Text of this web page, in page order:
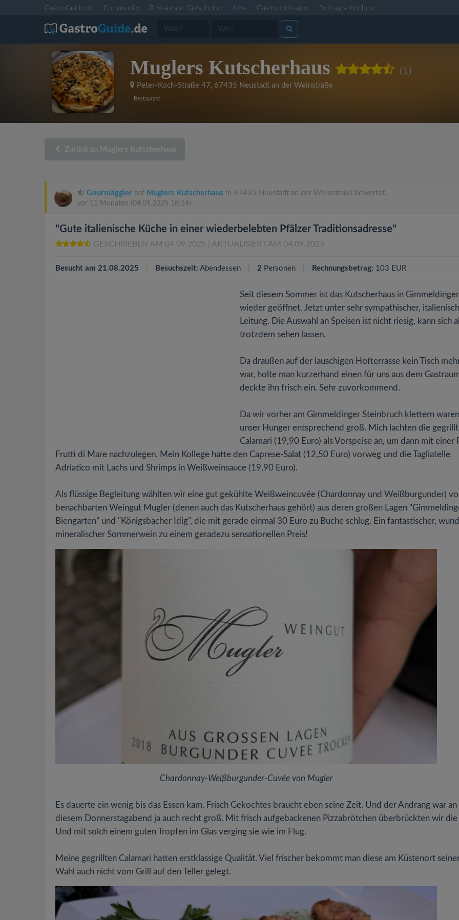
GastroGuide.de Community Restaurant-Gutscheine Jobs Gastro eintragen Beitrag schreiben
Muglers Kutscherhaus (1)
Peter-Koch-Straße 47, 67435 Neustadt an der Weinstraße
Restaurant
Zurück zu Muglers Kutscherhaus
Gourmäggler hat Muglers Kutscherhaus in 67435 Neustadt an der Weinstraße bewertet.
vor 11 Monaten (04.09.2025 18:14)
"Gute italienische Küche in einer wiederbelebten Pfälzer Traditionsadresse"
GESCHRIEBEN AM 04.09.2025 | AKTUALISIERT AM 04.09.2025
Besucht am 21.08.2025 Besuchszeit: Abendessen 2 Personen Rechnungsbetrag: 103 EUR
Seit diesem Sommer ist das Kutscherhaus in
wieder geöffnet. Jetzt unter sehr sympathischer,
Leitung. Die Auswahl an Speisen ist nicht riesig, kann sich
trotzdem sehen lassen.
Da draußen auf der lauschigen Hofterrasse kein Tisch
war, holte man kurzerhand einen für uns aus dem
deckte ihn frisch ein. Sehr zuvorkommend.
Da wir vorher am Gimmeldinger Steinbruch klettern
unser Hunger entsprechend groß. Mich lachten die
Calamari (19,90 Euro) als Vorspeise an, um dann mit einer
Frutti di Mare nachzulegen. Mein Kollege hatte den Caprese-Salat (12,50 Euro) vorweg und die Tagliatelle
Adriatico mit Lachs und Shrimps in Weißweinsauce (19,90 Euro).
Als flüssige Begleitung wählten wir eine gut gekühlte Weißweincuvée (Chardonnay und Weißburgunder)
benachbarten Weingut Mugler (denen auch das Kutscherhaus gehört) aus deren großen Lagen
Biengarten" und "Königsbacher Idig", die mit gerade einmal 30 Euro zu Buche schlug. Ein fantastischer,
mineralischer Sommerwein zu einem geradezu sensationellen Preis!
Chardonnay-Weißburgunder-Cuvée von Mugler
Es dauerte ein wenig bis das Essen kam. Frisch Gekochtes braucht eben seine Zeit. Und der Andrang war an
diesem Donnerstagabend ja auch recht groß. Mit frisch aufgebackenen Pizzabrötchen überbrückten wir die
Und mit solch einem guten Tropfen im Glas verging sie wie im Flug.
Meine gegrillten Calamari hatten erstklassige Qualität. Viel frischer bekommt man diese am Küstenort
Wahl auch nicht vom Grill auf den Teller gelegt.